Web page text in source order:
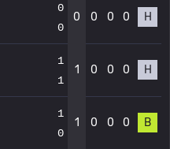
0
0
0 0 0 0 Н
1
1
1 0 0 0 Н
1
0
1 0 0 0 В